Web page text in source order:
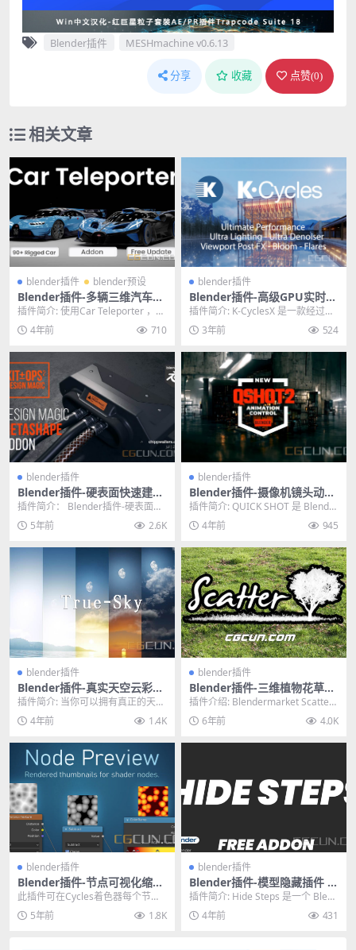
Blender插件 MESHmachine v0.6.13
分享 收藏 点赞(0)
相关文章
blender插件 blender预设
Blender插件-多辆三维汽车模
型资产预设 Car Teleporter V
1.0.8.2
插件简介: 使用Car Teleporter ，您
可以轻松地在项目中导入和使用
汽...4年前 710
blender插件
Blender插件-高级GPU实时渲
染器 K-Cycles 3.51 Win
插件简介: K-CyclesX 是一款经过高
度优化的自定义构建，融合了 Cyc
l... 3年前 524
blender插件
Blender插件-硬表面快速建模
插件 Kit Ops Design Magic
插件简介： Blender插件-硬表面快
速建模插件Design Magic是Bl...
5年前 2.6K
blender插件
Blender插件-摄像机镜头动画
插件 Qshot 2.0.9 含使用教程
插件简介: QUICK SHOT 是 Blender
2.8+ 的一个插件，它允...
4年前 945
blender插件
Blender插件-真实天空云彩大
气环境雾模拟插件 True-Sky
V1.0
插件简介: 当你可以拥有真正的天空
时，谁需要 HDRi? True-Sky V1...
4年前 1.4K
blender插件
Blender插件-三维植物花草地
快速生成插件 Blendermarke
t Scatter
插件介绍: Blendermarket Scatter
是一款Blender散射插...
6年前 4.0K
blender插件
Blender插件-节点可视化缩略
图预览插件 Node Preview V
1.6
此插件可在Cycles着色器每个节点
上方显示可视化缩略图。 插件特征:
对于每个...
5年前 1.8K
blender插件
Blender插件-模型隐藏插件 H
ide Steps v1.0.1
插件简介: Hide Steps 是一个 Blend
er 插件，可让您将隐藏的对...
4年前 431